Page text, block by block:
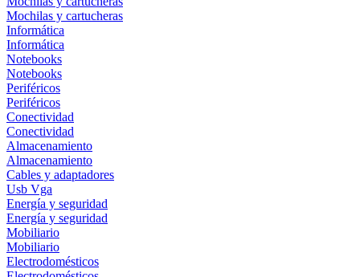
Mochilas y cartucheras
Informática
Informática
Notebooks
Notebooks
Periféricos
Periféricos
Conectividad
Conectividad
Almacenamiento
Almacenamiento
Cables y adaptadores
Usb Vga
Energía y seguridad
Energía y seguridad
Mobiliario
Mobiliario
Electrodomésticos